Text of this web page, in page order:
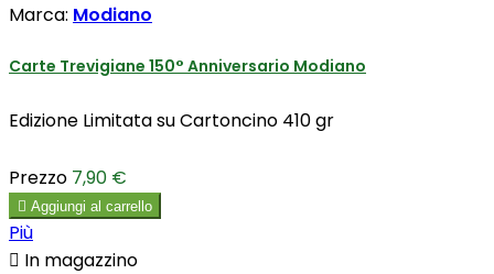
Marca: Modiano
Carte Trevigiane 150° Anniversario Modiano
Edizione Limitata su Cartoncino 410 gr
Prezzo 7,90 €
 Aggiungi al carrello
Più
 In magazzino